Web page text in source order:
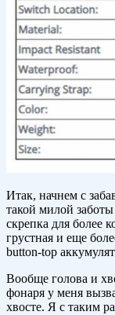
Итак, начнем с
такой милой
скрепка для более
грустная и еще
button-top
Вообще голова и
фонаря у меня
хвосте. Я с таким